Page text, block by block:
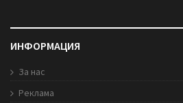
ИНФОРМАЦИЯ
За нас
Реклама